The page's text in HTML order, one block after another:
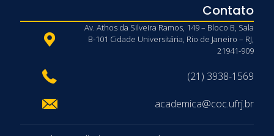
Contato
Av. Athos da Silveira Ramos, 149 – Bloco B, Sala
B-101 Cidade Universitária, Rio de Janeiro – RJ,
21941-909
(21) 3938-1569
academica@coc.ufrj.br